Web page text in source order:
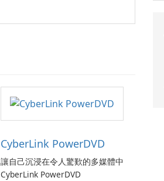
CyberLink PowerDVD
讓自己沉浸在令人驚歎的多媒體中
CyberLink PowerDVD